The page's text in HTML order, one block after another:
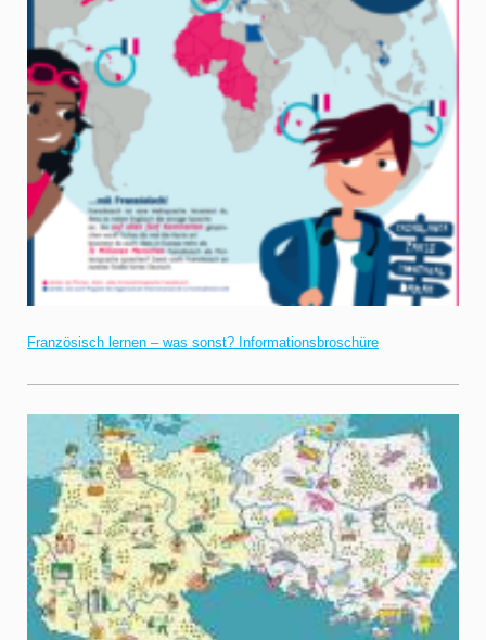
Französisch lernen – was sonst? Informationsbroschüre